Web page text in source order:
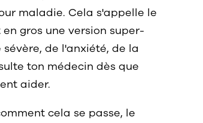
maladie. Cela s'appelle le
gros une version super-
de l'anxiété, de la
ton médecin dès que
aider.
cela se passe, le